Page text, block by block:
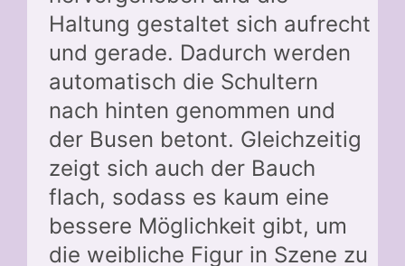
Haltung gestaltet sich aufrecht
und gerade. Dadurch werden
automatisch die Schultern
nach hinten genommen und
der Busen betont. Gleichzeitig
zeigt sich auch der Bauch
flach, sodass es kaum eine
bessere Möglichkeit gibt, um
die weibliche Figur in Szene zu